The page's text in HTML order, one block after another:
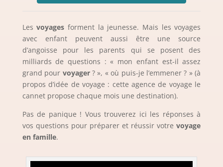
Lesvoyages forment la jeunesse. Mais les voyages
avec enfant peuvent aussi être une source
d’angoisse pour les parents qui se posent des
milliards de questions : « mon enfant est-il assez
grand pour voyager? », « où puis-je l’emmener ? » (à
propos d’idée de voyage : cette agence de voyage le
cannet propose chaque mois une destination).
Pas de panique ! Vous trouverez ici les réponses à
vos questions pour préparer et réussir votrevoyage
en famille.